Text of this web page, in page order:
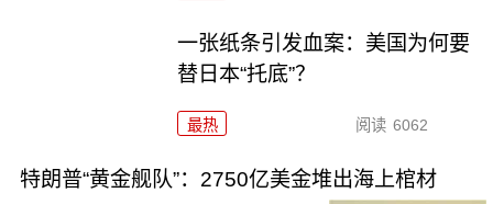
一张纸条引发血案：美国为何要
替日本“托底”？
最热 阅读 6062
特朗普“黄金舰队”：2750亿美金堆出海上棺材